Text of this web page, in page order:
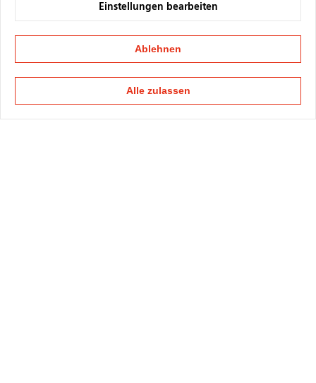
Einstellungen bearbeiten
Ablehnen
Alle zulassen